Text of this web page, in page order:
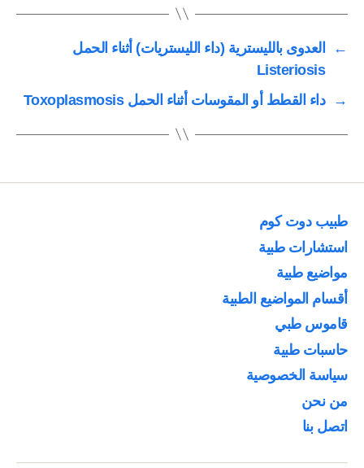
←
العدوى بالليسترية (داء الليستريات) أثناء الحمل
Listeriosis
→
داء القطط أو المقوسات أثناء الحمل Toxoplasmosis
طبيب دوت كوم
استشارات طبية
مواضيع طبية
أقسام المواضيع الطبية
قاموس طبي
حاسبات طبية
سياسة الخصوصية
من نحن
اتصل بنا